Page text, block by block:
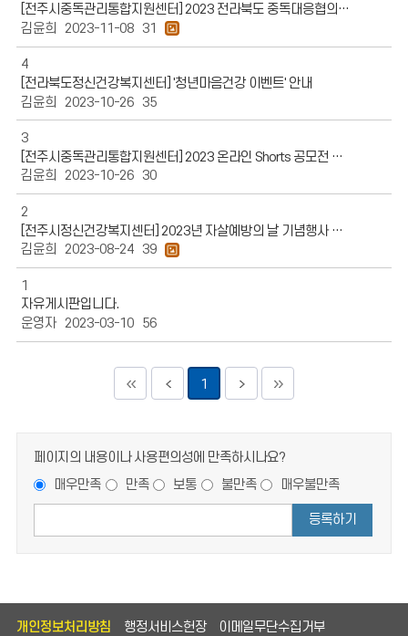
[전주시중독관리통합지원센터] 2023 전라북도 중독대응협의체 학술대회 안내
김윤희
2023-11-08 31
4
[전라북도정신건강복지센터] '청년마음건강 이벤트' 안내
김윤희
2023-10-26 35
3
[전주시중독관리통합지원센터] 2023 온라인 Shorts 공모전 안내
김윤희
2023-10-26 30
2
[전주시정신건강복지센터] 2023년 자살예방의 날 기념행사 안내
김윤희
2023-08-24 39
1
자유게시판입니다.
운영자 2023-03-10 56
1
페이지의 내용이나 사용편의성에 만족하시나요?
매우만족
만족 보통 불만족 매우불만족
등록하기
개인정보처리방침 행정서비스헌장 이메일무단수집거부